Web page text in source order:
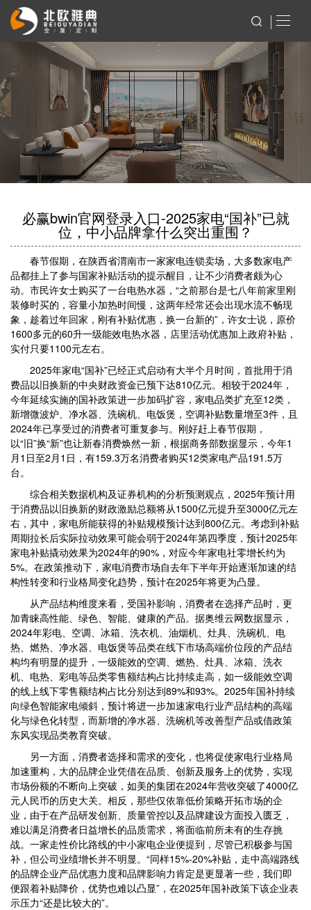
必赢bwin官网登录入口-2025家电“国补”已就
位，中小品牌拿什么突出重围？
春节假期，在陕西省渭南市一家家电连锁卖场，大多数家电产
品都挂上了参与国家补贴活动的提示醒目，让不少消费者颇为心
动。市民许女士购买了一台电热水器，“之前那台是七八年前家里刚
装修时买的，容量小加热时间慢，这两年经常还会出现水流不畅现
象，趁着过年回家，刚有补贴优惠，换一台新的”，许女士说，原价
1600多元的60升一级能效电热水器，店里活动优惠加上政府补贴，
实付只要1100元左右。
2025年家电“国补”已经正式启动有大半个月时间，首批用于消
费品以旧换新的中央财政资金已预下达810亿元。相较于2024年，
今年延续实施的国补政策进一步加码扩容，家电品类扩充至12类，
新增微波炉、净水器、洗碗机、电饭煲，空调补贴数量增至3件，且
2024年已享受过的消费者可重复参与。刚好赶上春节假期，
以“旧”换“新”也让新春消费焕然一新，根据商务部数据显示，今年1
月1日至2月1日，有159.3万名消费者购买12类家电产品191.5万
台。
综合相关数据机构及证券机构的分析预测观点，2025年预计用
于消费品以旧换新的财政激励总额将从1500亿元提升至3000亿元左
右，其中，家电所能获得的补贴规模预计达到800亿元。考虑到补贴
周期拉长后实际拉动效果可能会弱于2024年第四季度，预计2025年
家电补贴撬动效果为2024年的90%，对应今年家电社零增长约为
5%。在政策推动下，家电消费市场自去年下半年开始逐渐加速的结
构性转变和行业格局变化趋势，预计在2025年将更为凸显。
从产品结构维度来看，受国补影响，消费者在选择产品时，更
加青睐高性能、绿色、智能、健康的产品。据奥维云网数据显示，
2024年彩电、空调、冰箱、洗衣机、油烟机、灶具、洗碗机、电
热、燃热、净水器、电饭煲等品类在线下市场高端价位段的产品结
构均有明显的提升，一级能效的空调、燃热、灶具、冰箱、洗衣
机、电热、彩电等品类零售额结构占比持续走高，如一级能效空调
的线上线下零售额结构占比分别达到89%和93%。2025年国补持续
向绿色智能家电倾斜，预计将进一步加速家电行业产品结构的高端
化与绿色化转型，而新增的净水器、洗碗机等改善型产品或借政策
东风实现品类教育突破。
另一方面，消费者选择和需求的变化，也将促使家电行业格局
加速重构，大的品牌企业凭借在品质、创新及服务上的优势，实现
市场份额的不断向上突破，如美的集团在2024年营收突破了4000亿
元人民币的历史大关。相反，那些仅依靠低价策略开拓市场的企
业，由于在产品研发创新、质量管控以及品牌建设方面投入匮乏，
难以满足消费者日益增长的品质需求，将面临前所未有的生存挑
战。一家走性价比路线的中小家电企业便提到，尽管已积极参与国
补，但公司业绩增长并不明显。“同样15%-20%补贴，走中高端路线
的品牌企业产品优惠力度和品牌影响力肯定是更显著一些，我们即
便跟着补贴降价，优势也难以凸显”，在2025年国补政策下该企业表
示压力“还是比较大的”。